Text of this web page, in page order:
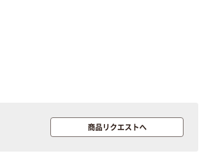
商品リクエストへ100% 6ロール
リサイクル100
￥470~